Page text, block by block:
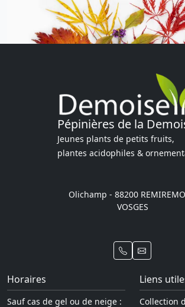
Pépinières de la
Jeunes plants de petits fruits,
plantes acidophiles &
Olichamp - 88200
VOSGES
Horaires
Sauf cas de gel ou de neige :
Liens
Collection